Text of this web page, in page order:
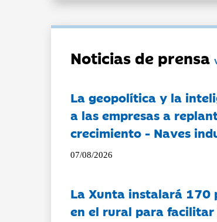
Noticias de prensa
La geopolítica y la
a las empresas a
crecimiento - Naves
07/08/2026
La Xunta instalará 170
en el rural para